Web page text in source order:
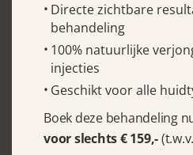
EXPERT IN
De Beautycoach
schoonheid naar
huidverzorging en
stralend uit kunt zien.
Directe zichtbare
behandeling
100% natuurlijke
injecties
Geschikt voor alle
Boek deze behandeling
voor slechts € 159,-